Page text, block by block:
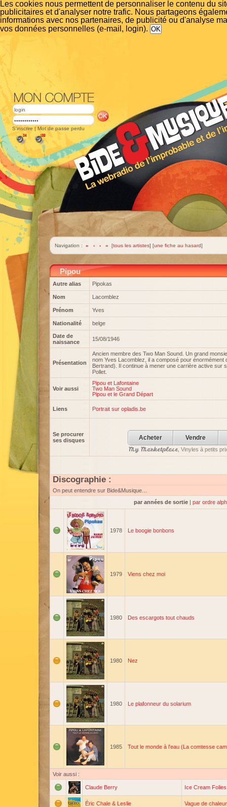
Les cookies nous permettent de personnaliser le contenu du
publicitaires et d'analyser notre trafic. Nous partageons
informations avec nos partenaires, de publicité ou d'analyse
vos données personnelles (e-mail, login).
S'inscrire | Mot de passe perdu
Navigation : « ‹ › » [tous les artistes] [une fiche au hasard]
Pipou
Autre alias Pipokas
Nom Lacomblez
Prénom Yves
Nationalité belge
Date de
naissance
15/08/1946
Présentation
Ancien membre des Two Man Sound. Un grand
nom Yves Lacomblez, il a composé pour énormément
Bertrand). Il continue à mener une carrière active sur
Pollet.
Voir aussi
Pipou et Lafontaine
Two Man Sound
Pipou et le Grand Départ
Liens Portrait sur opladis.be
Se procurer
ses disques
Acheter Vendre
My Marketplace, Vinyles à petits
Discographie :
On peut entendre sur Bide&Musique…
par années de sortie | par ordre
1978 Le boogie bonbons
1979 Viens chez moi
1980 Des escargots tout chauds
1980 Nez
1980 Le plafonneur du solarium
1985 Tout le monde à l'eau (La comtesse
Voir aussi :
Claude Berry Ice Cream Folies
Éric Chale & Leslie Vague de chaleur